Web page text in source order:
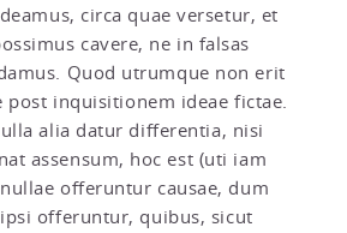
circa quae versetur, et
cavere, ne in falsas
Quod utrumque non erit
inquisitionem ideae fictae.
alia datur differentia, nisi
assensum, hoc est (uti iam
offeruntur causae, dum
offeruntur, quibus, sicut